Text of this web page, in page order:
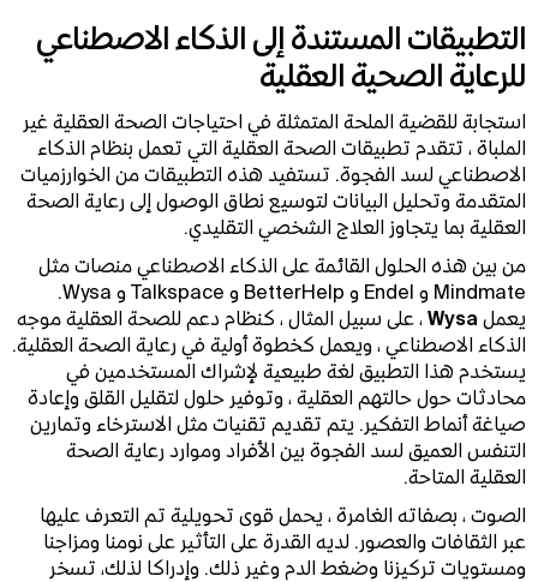
التطبيقات المستندة إلى الذكاء الاصطناعي
للرعاية الصحية العقلية
استجابة للقضية الملحة المتمثلة في احتياجات الصحة العقلية غير
الملباة ، تتقدم تطبيقات الصحة العقلية التي تعمل بنظام الذكاء
الاصطناعي لسد الفجوة. تستفيد هذه التطبيقات من الخوارزميات
المتقدمة وتحليل البيانات لتوسيع نطاق الوصول إلى رعاية الصحة
العقلية بما يتجاوز العلاج الشخصي التقليدي.
من بين هذه الحلول القائمة على الذكاء الاصطناعي منصات مثل
Mindmate و Endel و BetterHelp و Talkspace و Wysa.
يعمل Wysa، على سبيل المثال ، كنظام دعم للصحة العقلية موجه
الذكاء الاصطناعي ، ويعمل كخطوة أولية في رعاية الصحة العقلية.
يستخدم هذا التطبيق لغة طبيعية لإشراك المستخدمين في
محادثات حول حالتهم العقلية ، وتوفير حلول لتقليل القلق وإعادة
صياغة أنماط التفكير. يتم تقديم تقنيات مثل الاسترخاء وتمارين
التنفس العميق لسد الفجوة بين الأفراد وموارد رعاية الصحة
العقلية المتاحة.
الصوت ، بصفاته الغامرة ، يحمل قوى تحويلية تم التعرف عليها
عبر الثقافات والعصور. لديه القدرة على التأثير على نومنا ومزاجنا
ومستويات تركيزنا وضغط الدم وغير ذلك. وإدراكا لذلك، تسخر